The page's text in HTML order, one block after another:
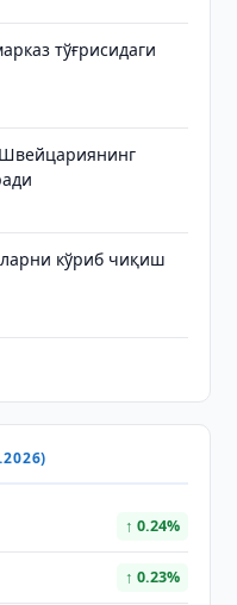
тўғрисидаги
кўриб чиқиш
↑ 0.24%
↑ 0.23%